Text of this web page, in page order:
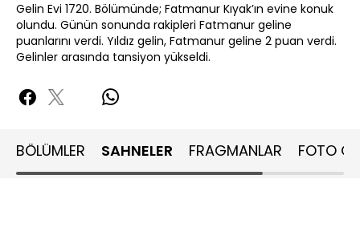
Gelin Evi 1720. Bölümünde; Fatmanur Kıyak’ın evine konuk
olundu. Günün sonunda rakipleri Fatmanur geline
puanlarını verdi. Yıldız gelin, Fatmanur geline 2 puan verdi.
Gelinler arasında tansiyon yükseldi.
BÖLÜMLER SAHNELER FRAGMANLAR FOTO